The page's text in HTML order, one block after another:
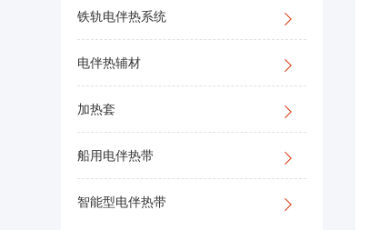
铁轨电伴热系统
电伴热辅材
加热套
船用电伴热带
智能型电伴热带